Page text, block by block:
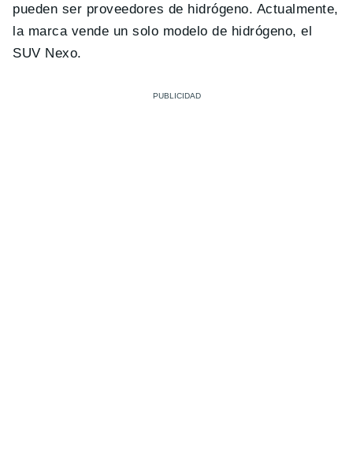
pueden ser proveedores de hidrógeno. Actualmente,
la marca vende un solo modelo de hidrógeno, el
SUV Nexo.